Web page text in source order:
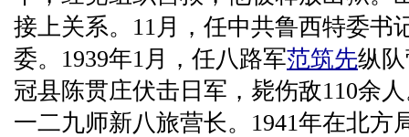
接上关系。11月，任中共鲁西特委书
委。1939年1月，任八路军范筑先纵
冠县陈贯庄伏击日军，毙伤敌110余
一二九师新八旅营长。1941年在北方